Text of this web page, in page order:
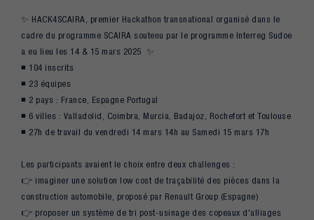
✨ HACK4SCAIRA, premier Hackathon transnational organisé dans le
cadre du programme SCAIRA soutenu par le programme Interreg Sudoe
a eu lieu les 14 & 15 mars 2025 ✨
◾ 104 inscrits
◾ 23 équipes
◾ 2 pays : France, Espagne Portugal
◾ 6 villes : Valladolid, Coimbra, Murcia, Badajoz, Rochefort et Toulouse
◾ 27h de travail du vendredi 14 mars 14h au Samedi 15 mars 17h
Les participants avaient le choix entre deux challenges :
👉 imaginer une solution low cost de traçabilité des pièces dans la
construction automobile, proposé par Renault Group (Espagne)
👉 proposer un système de tri post-usinage des copeaux d'alliages